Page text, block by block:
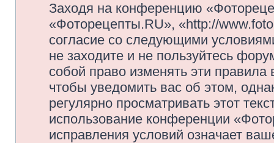
Заходя на конференцию
«Фоторецепты.RU», «http://
согласие со следующими
не заходите и не пользуйтесь
собой право изменять эти
чтобы уведомить вас об этом,
регулярно просматривать этот
использование конференции
исправления условий означает